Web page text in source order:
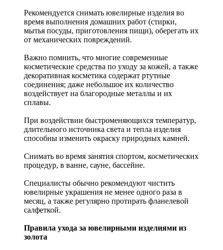
Рекомендуется снимать ювелирные изделия во
время выполнения домашних работ (стирки,
мытья посуды, приготовления пищи), оберегать их
от механических повреждений.
Важно помнить, что многие современные
косметические средства по уходу за кожей, а также
декоративная косметика содержат ртутные
соединения; даже небольшое их количество
воздействует на благородные металлы и их
сплавы.
При воздействии быстроменяющихся температур,
длительного источника света и тепла изделия
способны изменить окраску природных камней.
Снимать во время занятия спортом, косметических
процедур, в ванне, сауне, бассейне.
Специалисты обычно рекомендуют чистить
ювелирные украшения не менее одного раза в
месяц, а также регулярно протирать фланелевой
салфеткой.
Правила ухода за ювелирными изделиями из
золота